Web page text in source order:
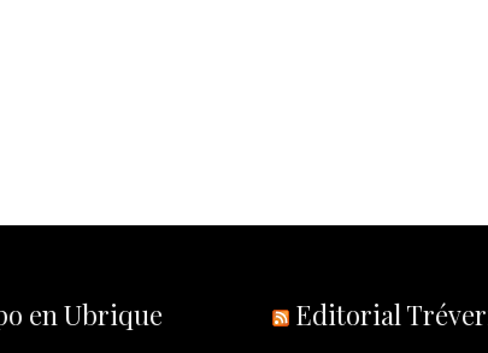
en Ubrique Editorial